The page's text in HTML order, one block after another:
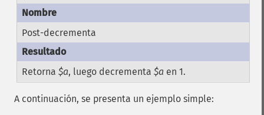
Post-decrementa
Retorna $a, luego decrementa $a en 1.
A continuación, se presenta un ejemplo simple: